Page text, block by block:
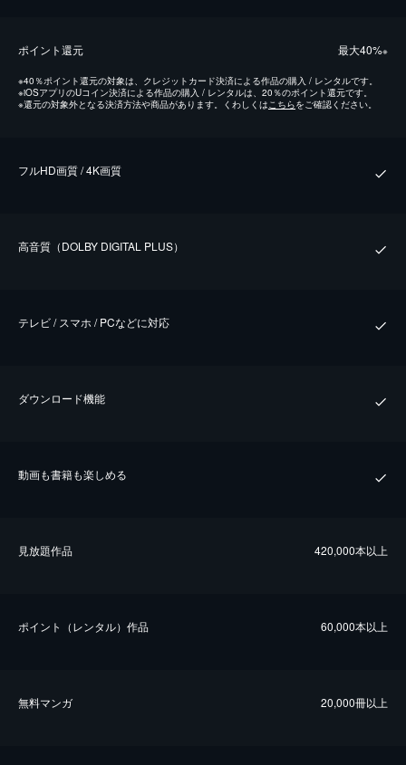
ポイント還元 最⼤40%※
※40％ポイント還元の対象は、クレジットカード決済による作品の購入 / レンタルです。
※iOSアプリのUコイン決済による作品の購入 / レンタルは、20％のポイント還元です。
※還元の対象外となる決済方法や商品があります。くわしくは こちらをご確認ください。
フルHD画質 / 4K画質
⾼⾳質（DOLBY DIGITAL PLUS）
テレビ / スマホ / PCなどに対応
ダウンロード機能
動画も書籍も楽しめる
⾒放題作品 420,000本以上
ポイント（レンタル）作品 60,000本以上
無料マンガ 20,000冊以上